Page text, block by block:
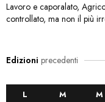
Lavoro e caporalato,
controllato, ma non il più
Edizioni precedenti
L M M